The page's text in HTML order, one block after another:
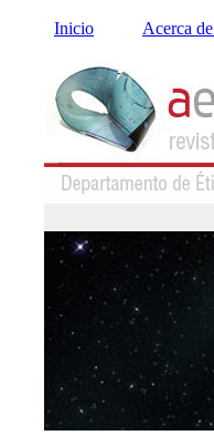
Inicio Acerca de